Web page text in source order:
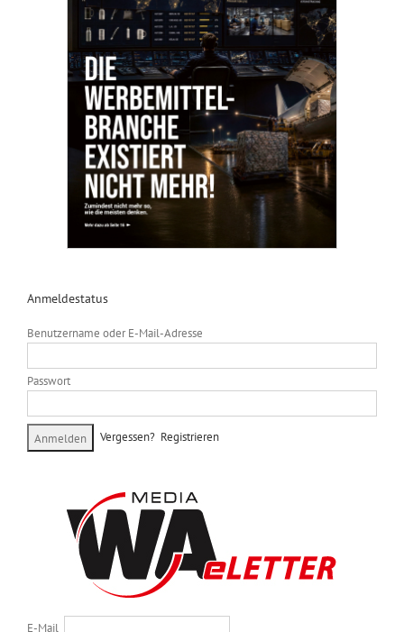
Anmeldestatus
Benutzername oder E-Mail-Adresse
Passwort
Vergessen? Registrieren
E-Mail